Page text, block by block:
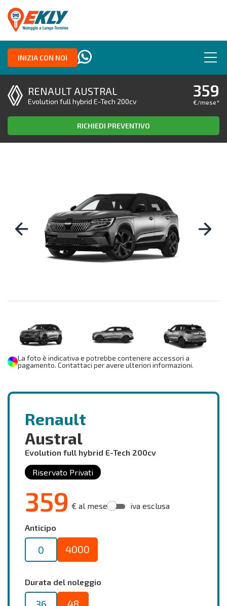
INIZIA CON NOI
RENAULT AUSTRAL
Evolution full hybrid E-Tech 200cv
359
€/mese*
RICHIEDI PREVENTIVO
La foto è indicativa e potrebbe contenere accessori a
pagamento. Contattaci per avere ulteriori informazioni.
Renault
Austral
Evolution full hybrid E-Tech 200cv
Riservato Privati
359 € al mese iva esclusa
Anticipo
0 4000
Durata del noleggio
48